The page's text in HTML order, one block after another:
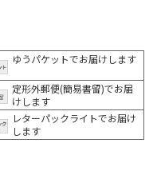
ゆうパケットでお届けします
定形外郵便(簡易書留)でお届
けします
レターパックライトでお届け
します